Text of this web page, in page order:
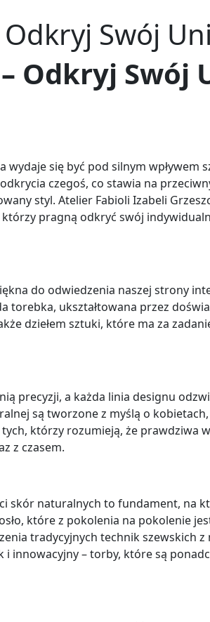
Swój
Odkryj Swój
wydaje się być pod silnym wpływem
czegoś, co stawia na
styl. Atelier Fabioli Izabeli
pragną odkryć swój
do odwiedzenia naszej strony
torebka, ukształtowana przez
dziełem sztuki, które ma za
precyzji, a każda linia designu
są tworzone z myślą o
którzy rozumieją, że prawdziwa
z czasem.
skór naturalnych to fundament, na
które z pokolenia na pokolenie
tradycyjnych technik szewskich
innowacyjny – torby, które są